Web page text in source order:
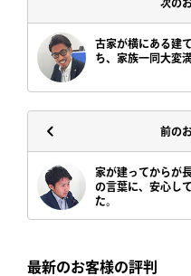
前の
家が建ってからが
の言葉に、安心し
た。
次の
古家が横にある建
ち、家族一同大変
最新のお客様の評判